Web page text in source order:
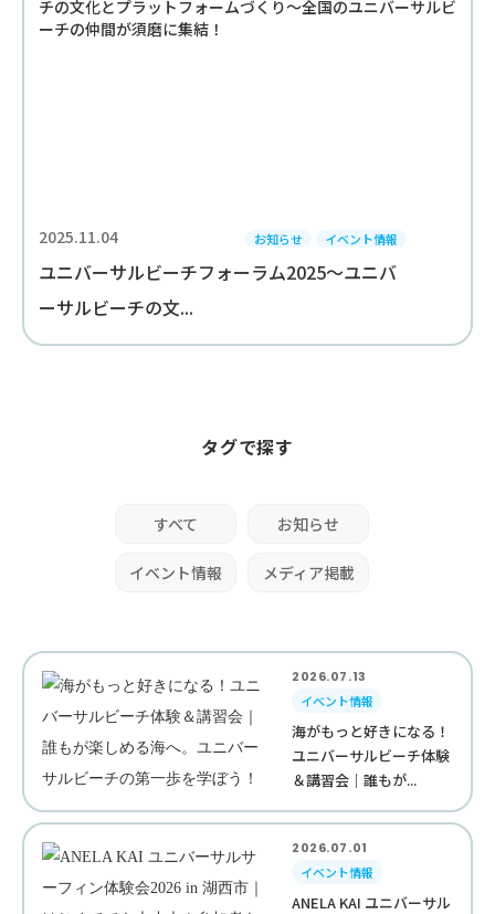
2025.11.04 お知らせ イベント情報
ユニバーサルビーチフォーラム2025～ユニバ
ーサルビーチの文...
タグで探す
すべて お知らせ
イベント情報 メディア掲載
2026.07.13
イベント情報
海がもっと好きになる！
ユニバーサルビーチ体験
＆講習会｜誰もが...
2026.07.01
イベント情報
ANELA KAI ユニバーサル